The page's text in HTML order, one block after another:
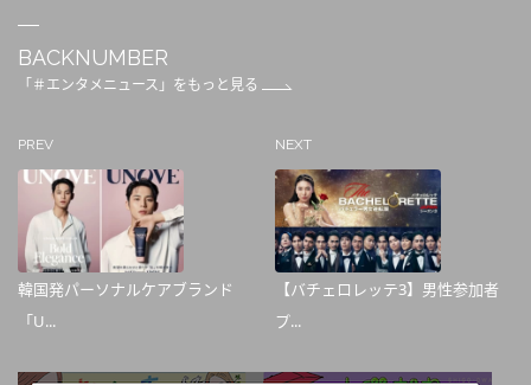
BACKNUMBER
「＃エンタメニュース」をもっと見る
PREV
韓国発パーソナルケアブランド
「U...
NEXT
【バチェロレッテ3】男性参加者
プ...